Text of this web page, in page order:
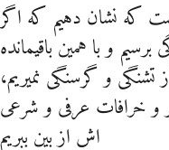
که نشان دهیم که اگر
و با همین باقیمانده
و گرسنگی نمیریم،
و خرافات عرفی و شرعی
اش از بین ببریم